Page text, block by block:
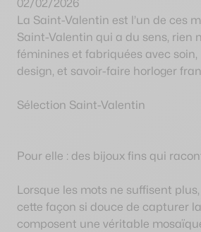
02/02/2026
La Saint-Valentin est l’un de ces
Saint-Valentin qui a du sens, rien
féminines et fabriquées avec
design, et savoir-faire horloger
Sélection Saint-Valentin
Pour elle : des bijoux fins qui
Lorsque les mots ne suffisent
cette façon si douce de capturer la
composent une véritable